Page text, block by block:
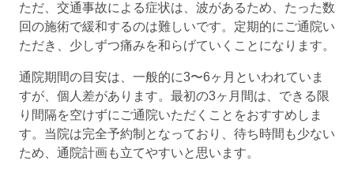
ただ、交通事故による症状は、波があるため、たった数
回の施術で緩和するのは難しいです。定期的にご通院い
ただき、少しずつ痛みを和らげていくことになります。
通院期間の目安は、一般的に3〜6ヶ月といわれていま
すが、個人差があります。最初の3ヶ月間は、できる限
り間隔を空けずにご通院いただくことをおすすめしま
す。当院は完全予約制となっており、待ち時間も少ない
ため、通院計画も立てやすいと思います。